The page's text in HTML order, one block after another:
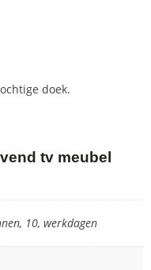
doek.
tv meubel
10, werkdagen